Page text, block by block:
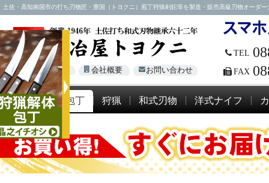
土佐・高知南国市の打ち刃物匠・豊国（トヨクニ）庖丁狩猟剣鉈等を製造・販売高級刃物オーダ
Global Site 会社概要 お問い合わせ
TEL
FAX
包丁 狩猟 和式刃物 洋式ナイフ